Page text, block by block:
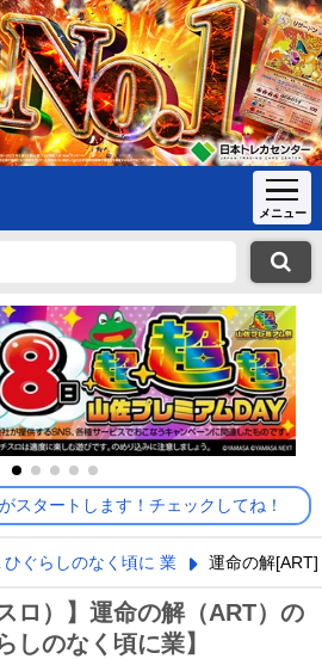
スタートします！チェックしてね！
ひぐらしのなく頃に 業 運命の解[ART]
ロ）】運命の解（ART）の
しのなく頃に業】